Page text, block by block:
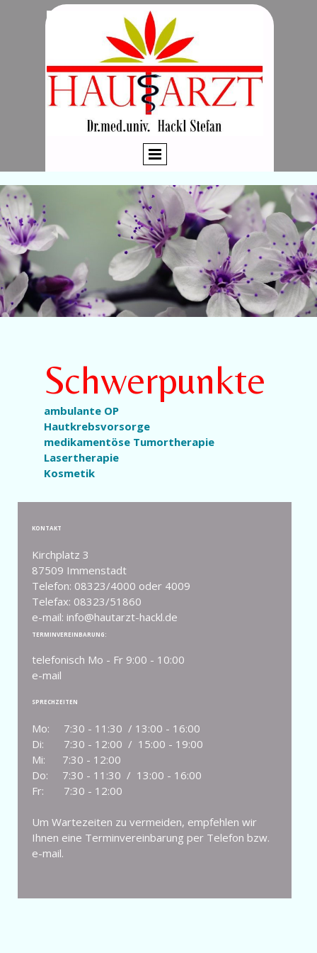
Schwerpunkte
ambulante OP
Hautkrebsvorsorge
medikamentöse Tumortherapie
Lasertherapie
Kosmetik
KONTAKT
Kirchplatz 3
87509 Immenstadt
Telefon: 08323/4000 oder 4009
Telefax: 08323/51860
e-mail: info@hautarzt-hackl.de
TERMINVEREINBARUNG:
telefonisch Mo - Fr 9:00 - 10:00
e-mail
SPRECHZEITEN
Mo: 7:30 - 11:30 / 13:00 - 16:00
Di: 7:30 - 12:00 / 15:00 - 19:00
Mi: 7:30 - 12:00
Do: 7:30 - 11:30 / 13:00 - 16:00
Fr: 7:30 - 12:00
Um Wartezeiten zu vermeiden, empfehlen wir
Ihnen eine Terminvereinbarung per Telefon bzw.
e-mail.